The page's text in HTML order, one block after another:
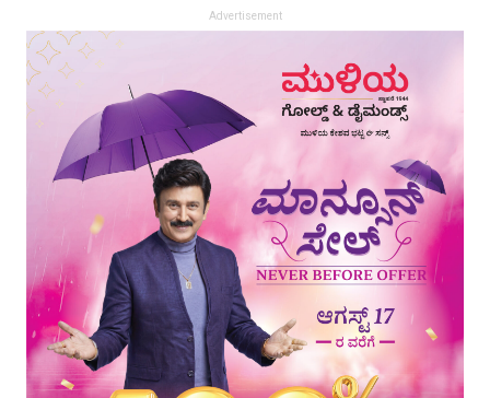
Advertisement